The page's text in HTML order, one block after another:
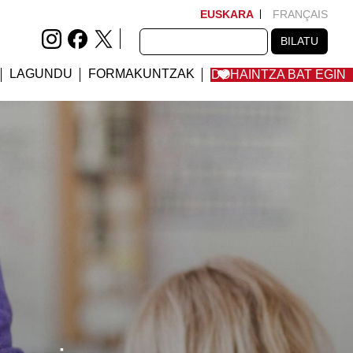
EUSKARA FRANÇAIS
BILATU BILATU
LAGUNDU FORMAKUNTZAK DOHAINTZA BAT EGIN